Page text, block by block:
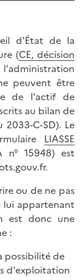
d'État de la
(CE, décision
l'administration
peuvent être
de l'actif de
au bilan de
C-SD). Le
LIASSE
n° 15948) est
ou de ne pas
lui appartenant
est donc une
:
possibilité de
d'exploitation